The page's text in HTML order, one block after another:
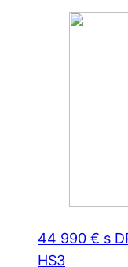
44 990 € s
HS3